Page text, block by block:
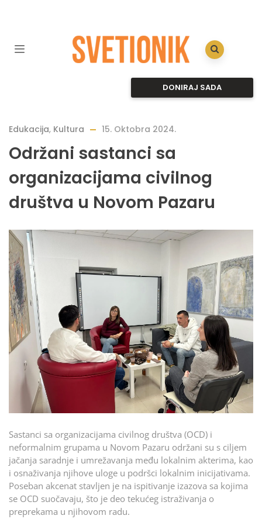
DONIRAJ SADA
Edukacija, Kultura 15. Oktobra 2024.
Održani sastanci sa
organizacijama civilnog
društva u Novom Pazaru
Sastanci sa organizacijama civilnog društva (OCD) i
neformalnim grupama u Novom Pazaru održani su s ciljem
jačanja saradnje i umrežavanja među lokalnim akterima, kao
i osnaživanja njihove uloge u podršci lokalnim inicijativama.
Poseban akcenat stavljen je na ispitivanje izazova sa kojima
se OCD suočavaju, što je deo tekućeg istraživanja o
preprekama u njihovom radu.